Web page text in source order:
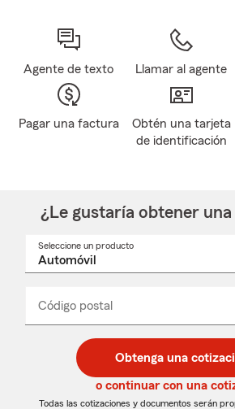
Agente de texto Llamar al agente
Pagar una factura
Obtén una tarjeta
de identificación
¿Le gustaría obtener
Seleccione un producto
desplegable
Código postal
de
5
dígitos
de
5
dígitos
_____
Obtenga una
o continuar con una
Todas las cotizaciones y documentos serán